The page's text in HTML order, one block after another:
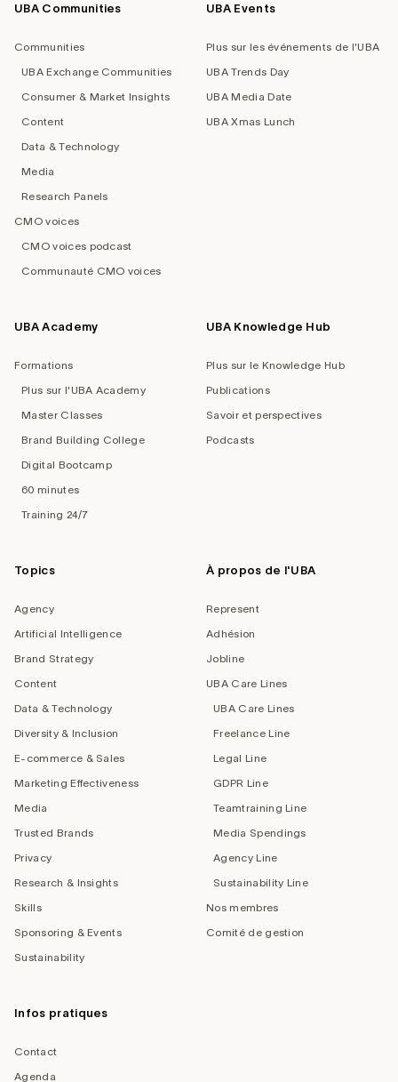
Footer
UBA Communities
Communities
UBA Exchange Communities
Consumer & Market Insights
Content
Data & Technology
Media
Research Panels
CMO voices
CMO voices podcast
Communauté CMO voices
UBA Events
Plus sur les événements de l'UBA
UBA Trends Day
UBA Media Date
UBA Xmas Lunch
UBA Academy
Formations
Plus sur l'UBA Academy
Master Classes
Brand Building College
Digital Bootcamp
60 minutes
Training 24/7
UBA Knowledge Hub
Plus sur le Knowledge Hub
Publications
Savoir et perspectives
Podcasts
Topics
Agency
Artificial Intelligence
Brand Strategy
Content
Data & Technology
Diversity & Inclusion
E-commerce & Sales
Marketing Effectiveness
Media
Trusted Brands
Privacy
Research & Insights
Skills
Sponsoring & Events
Sustainability
À propos de l'UBA
Represent
Adhésion
Jobline
UBA Care Lines
UBA Care Lines
Freelance Line
Legal Line
GDPR Line
Teamtraining Line
Media Spendings
Agency Line
Sustainability Line
Nos membres
Comité de gestion
Infos pratiques
Contact
Agenda